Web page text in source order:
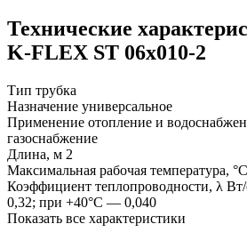
Технические
K-FLEX ST 06х010-2
Тип трубка
Назначение универсальное
Применение отопление и
газоснабжение
Длина, м 2
Максимальная рабочая температура, °С
Коэффициент теплопроводности, λ
0,32; при +40°С — 0,040
Показать все характеристики